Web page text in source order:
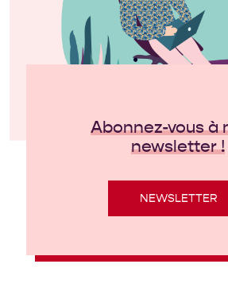
Abonnez-vous à
newsletter !
NEWSLETTER